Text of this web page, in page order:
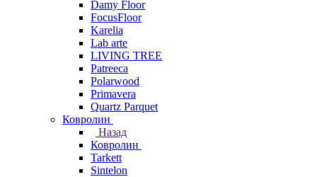
Damy Floor
FocusFloor
Karelia
Lab arte
LIVING TREE
Patreeca
Polarwood
Primavera
Quartz Parquet
Ковролин
Назад
Ковролин
Tarkett
Sintelon